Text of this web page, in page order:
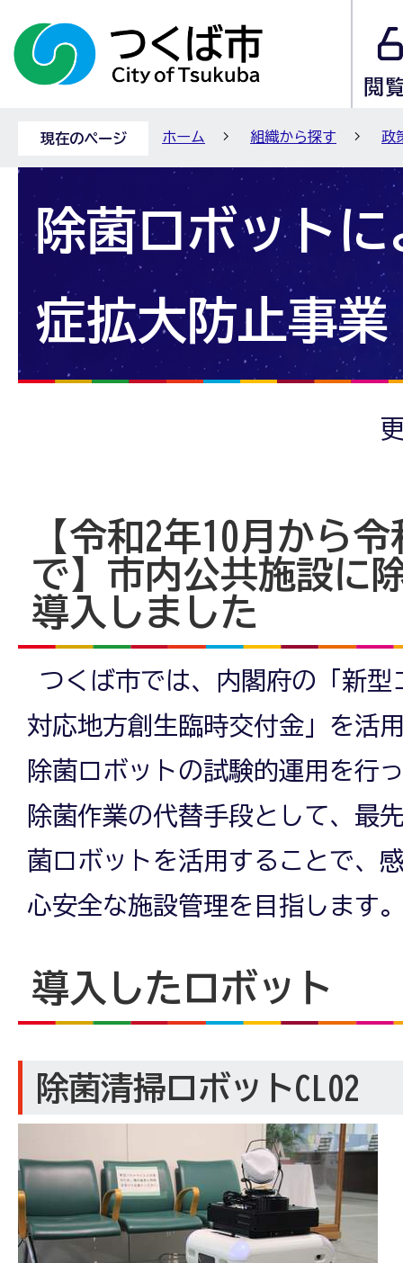
現在のページ ホーム 組織から探す 政
除菌ロボットに
症拡大防止事業
【令和2年10月から
で】市内公共施設に
導入しました
つくば市では、内閣府の「新型
対応地方創生臨時交付金」を活
除菌ロボットの試験的運用を行
除菌作業の代替手段として、最
菌ロボットを活用することで、
心安全な施設管理を目指します
導入したロボット
除菌清掃ロボットCL02